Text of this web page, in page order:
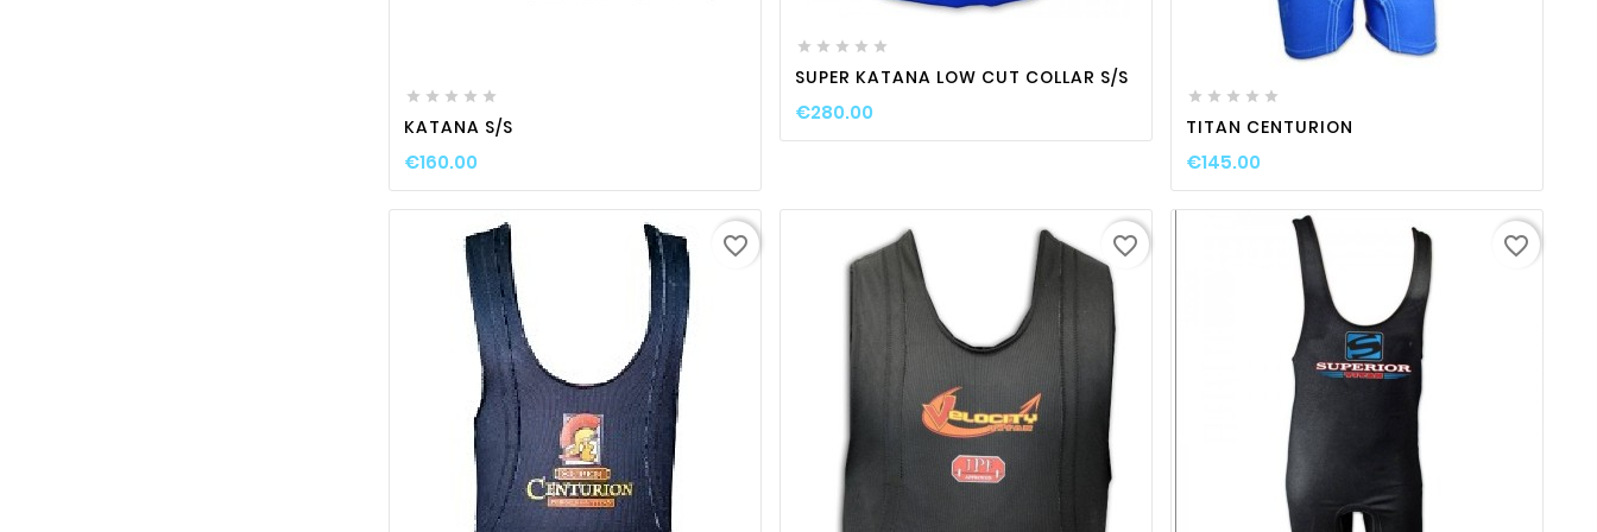
    
KATANA S/S
€160.00
    
SUPER KATANA LOW CUT COLLAR S/S
€280.00
 favorite_border  visibility
    
TITAN CENTURION
€145.00
favorite_border favorite_border favorite_border